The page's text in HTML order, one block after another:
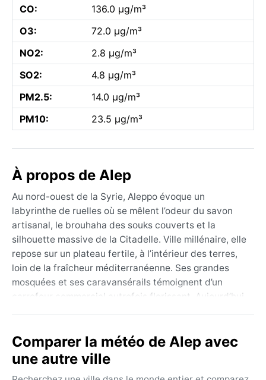
CO:
136.0 µg/m³
O3:
72.0 µg/m³
NO2:
2.8 µg/m³
SO2:
4.8 µg/m³
PM2.5:
14.0 µg/m³
PM10:
23.5 µg/m³
À propos de Alep
Au nord-ouest de la Syrie, Aleppo évoque un
labyrinthe de ruelles où se mêlent l’odeur du savon
artisanal, le brouhaha des souks couverts et la
silhouette massive de la Citadelle. Ville millénaire, elle
repose sur un plateau fertile, à l’intérieur des terres,
loin de la fraîcheur méditerranéenne. Ses grandes
mosquées et ses caravansérails témoignent d’un
carrefour commercial autrefois florissant. Aujourd’hui,
Le climat d’Alep est classé BSk, semi-aride froid. Les
étés sont torrides et secs, avec des maximales qui
grimpent souvent au-delà de 38 °C de juin à
Comparer la météo de Alep avec
une autre ville